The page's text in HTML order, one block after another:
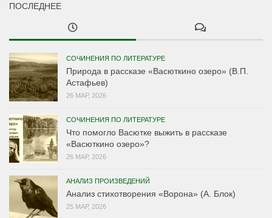
ПОСЛЕДНЕЕ
СОЧИНЕНИЯ ПО ЛИТЕРАТУРЕ
Природа в рассказе «Васюткино озеро» (В.П.
Астафьев)
26 МАР, 2026
СОЧИНЕНИЯ ПО ЛИТЕРАТУРЕ
Что помогло Васютке выжить в рассказе
«Васюткино озеро»?
26 МАР, 2026
АНАЛИЗ ПРОИЗВЕДЕНИЙ
Анализ стихотворения «Ворона» (А. Блок)
25 МАР, 2026